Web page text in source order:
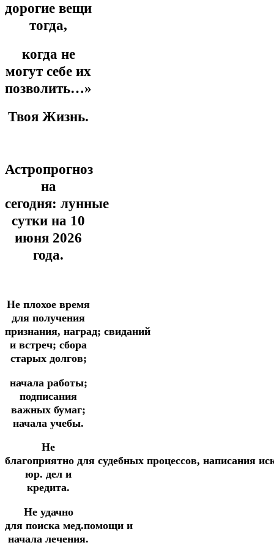
дорогие вещи
тогда,
когда не
могут себе их
позволить…»
Твоя Жизнь.
Астропрогноз
на
сегодня: лунные
сутки на 10
июня 2026
года.
Не плохое время
для получения
признания, наград; свиданий
и встреч; сбора
старых долгов;
начала работы;
подписания
важных бумаг;
начала учебы.
Не
благоприятно для судебных процессов, написания
юр. дел и
кредита.
Не удачно
для поиска мед.помощи и
начала лечения.